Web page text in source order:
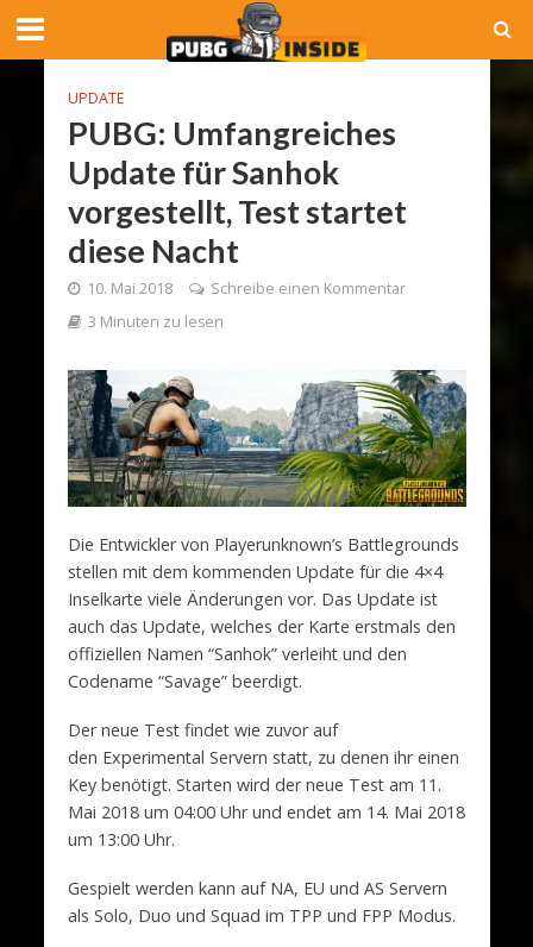
UPDATE
PUBG: Umfangreiches
Update für Sanhok
vorgestellt, Test startet
diese Nacht
10. Mai 2018
Schreibe einen Kommentar
3 Minuten zu lesen
Die Entwickler von Playerunknown’s Battlegrounds
stellen mit dem kommenden Update für die 4×4
Inselkarte viele Änderungen vor. Das Update ist
auch das Update, welches der Karte erstmals den
offiziellen Namen “Sanhok” verleiht und den
Codename “Savage” beerdigt.
Der neue Test findet wie zuvor auf
den Experimental Servern statt, zu denen ihr einen
Key benötigt. Starten wird der neue Test am 11.
Mai 2018 um 04:00 Uhr und endet am 14. Mai 2018
um 13:00 Uhr.
Gespielt werden kann auf NA, EU und AS Servern
als Solo, Duo und Squad im TPP und FPP Modus.